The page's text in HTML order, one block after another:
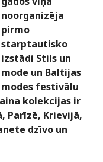
noorganizēja
pirmo
starptautisko
izstādi Stils un
mode un Baltijas
modes festivālu
kolekcijas ir
Parīzē, Krievijā,
dzīvo un